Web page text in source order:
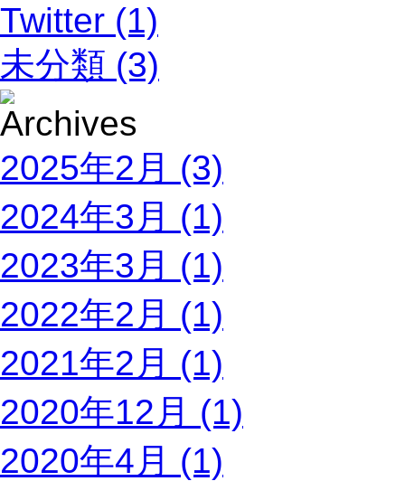
Twitter (1)
未分類 (3)
2025年2月 (3)
2024年3月 (1)
2023年3月 (1)
2022年2月 (1)
2021年2月 (1)
2020年12月 (1)
2020年4月 (1)